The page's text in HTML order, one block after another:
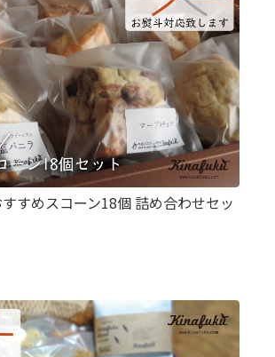
すすめスコーン18個 詰め合わせセッ